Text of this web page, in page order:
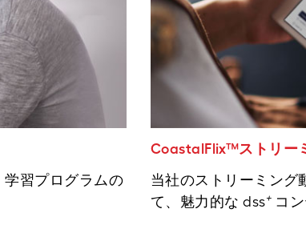
学習プログラムの
CoastalFlix™ストリー
当社のストリーミング
て、魅力的な dss+コン